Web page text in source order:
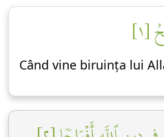
[١]
Când vine biruința lui